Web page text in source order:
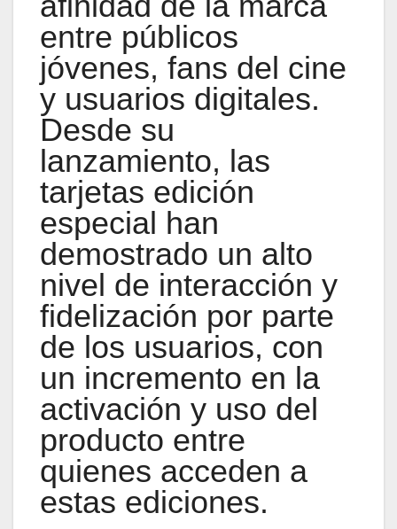
entre públicos
jóvenes, fans del cine
y usuarios digitales.
Desde su
lanzamiento, las
tarjetas edición
especial han
demostrado un alto
nivel de interacción y
fidelización por parte
de los usuarios, con
un incremento en la
activación y uso del
producto entre
quienes acceden a
estas ediciones.